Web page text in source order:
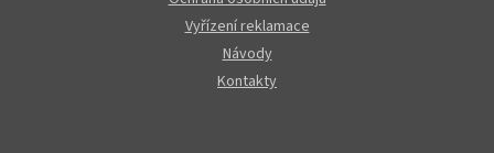
Vyřízení reklamace
Návody
Kontakty